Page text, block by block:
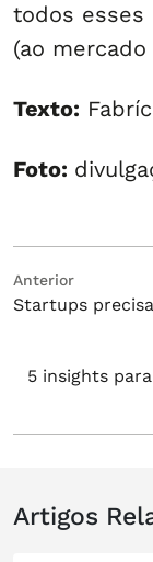
todos esses
(ao mercado
Texto:
Foto:
Navegação
de
Anterior
Post
anterior:
Startups
post:
5 insights
Artigos